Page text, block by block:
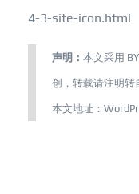
4-3-site-icon.html
声明： 本文采用
创，转载请注明转
本文地址：